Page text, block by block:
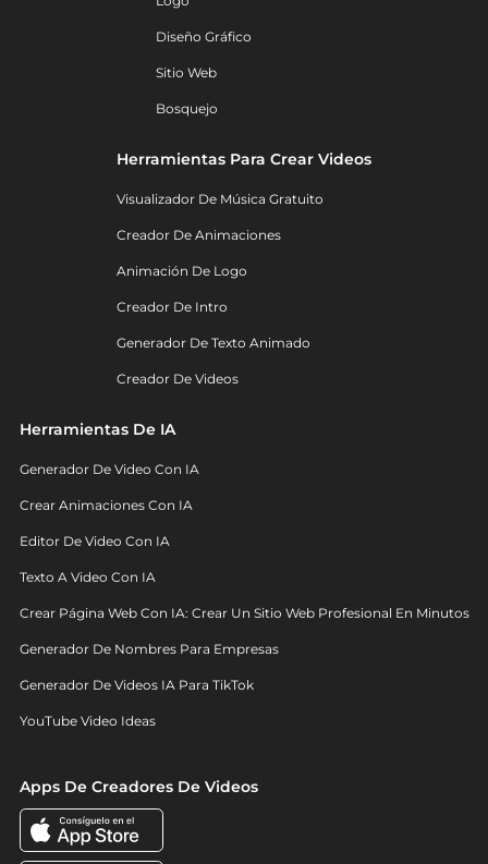
Diseño Gráfico
Sitio Web
Bosquejo
Herramientas Para Crear Videos
Visualizador De Música Gratuito
Creador De Animaciones
Animación De Logo
Creador De Intro
Generador De Texto Animado
Creador De Videos
Herramientas De IA
Generador De Video Con IA
Crear Animaciones Con IA
Editor De Video Con IA
Texto A Video Con IA
Crear Página Web Con IA: Crear Un Sitio Web Profesional En Minutos
Generador De Nombres Para Empresas
Generador De Videos IA Para TikTok
YouTube Video Ideas
Apps De Creadores De Videos